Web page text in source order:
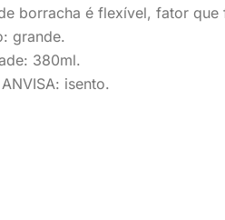
borracha é flexível, fator
grande.
380ml.
isento.